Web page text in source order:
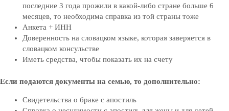
последние 3 года прожили в какой-либо стране больше 6
месяцев, то необходима справка из той страны тоже
Анкета + ИНН
Доверенность на словацком языке, которая заверяется в
словацком консульстве
Иметь средства, чтобы показать их на счету
Если подаются документы на семью, то дополнительно:
Свидетельства о браке с апостиль